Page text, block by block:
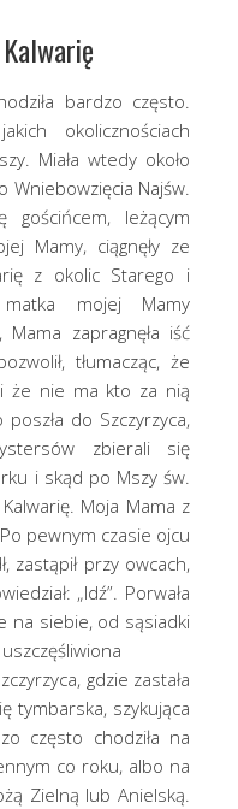
bardzo często.
okolicznościach
Miała wtedy około
Wniebowzięcia Najśw.
gościńcem, leżącym
Mamy, ciągnęły ze
z okolic Starego i
mojej Mamy
zapragnęła iść
tłumacząc, że
że nie ma kto za nią
do Szczyrzyca,
zbierali się
i skąd po Mszy św.
Moja Mama z
pewnym czasie ojcu
zastąpił przy owcach,
„Idź”. Porwała
na siebie, od sąsiadki
gdzie zastała
tymbarska, szykująca
często chodziła na
co roku, albo na
Zielną lub Anielską.